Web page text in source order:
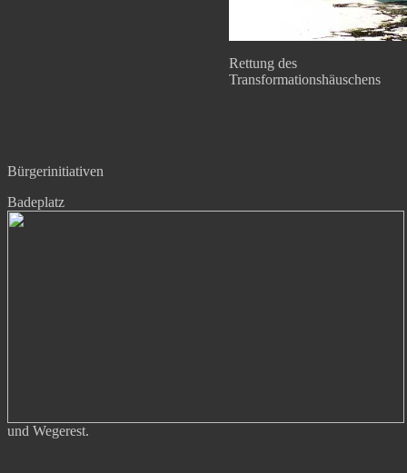
Rettung des
Transformationshäuschens
Bürgerinitiativen
Badeplatz
und Wegerest.